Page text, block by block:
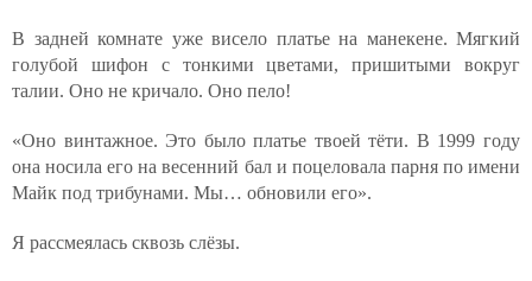
В задней комнате уже висело платье на манекене. Мягкий
голубой шифон с тонкими цветами, пришитыми вокруг
талии. Оно не кричало. Оно пело!
«Оно винтажное. Это было платье твоей тёти. В 1999 году
она носила его на весенний бал и поцеловала парня по имени
Майк под трибунами. Мы… обновили его».
Я рассмеялась сквозь слёзы.